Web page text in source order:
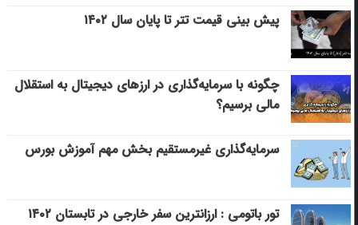
پیش بینی قیمت تتر تا پایان سال ۱۴۰۲
چگونه با سرمایه‌گذاری در ارزهای دیجیتال به استقلال
مالی برسیم؟
سرمایه‌گذاری غیرمستقیم بخش مهم آموزش بورس
تور باتومی : ارزانترین سفر خارجی در تابستان ۱۴۰۲